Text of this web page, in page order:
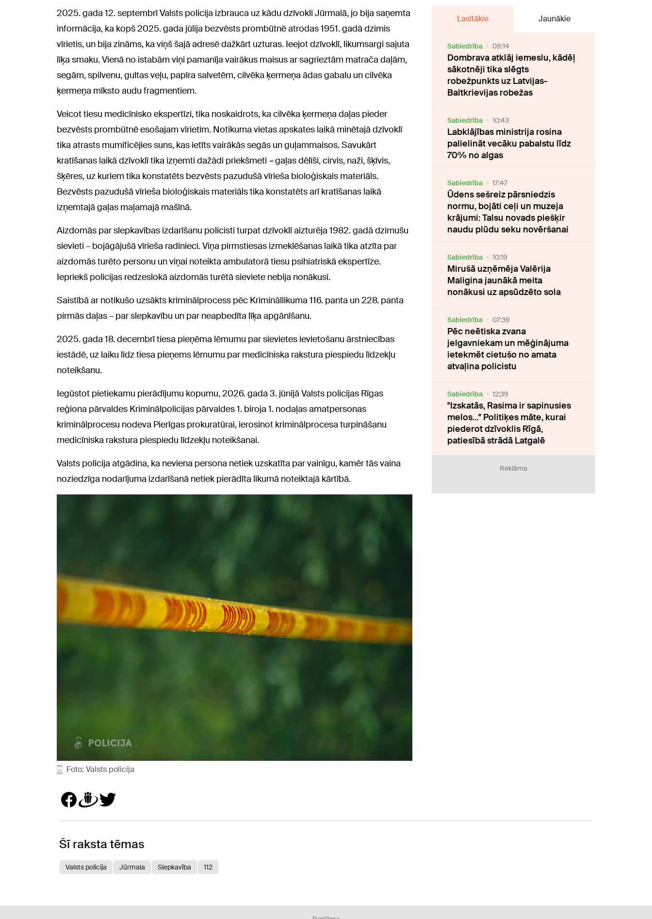
2025. gada 12. septembrī Valsts policija izbrauca uz kādu dzīvokli Jūrmalā, jo bija saņemta
informācija, ka kopš 2025. gada jūlija bezvēsts prombūtnē atrodas 1951. gadā dzimis
vīrietis, un bija zināms, ka viņš šajā adresē dažkārt uzturas. Ieejot dzīvoklī, likumsargi sajuta
līķa smaku. Vienā no istabām viņi pamanīja vairākus maisus ar sagrieztām matrača daļām,
segām, spilvenu, gultas veļu, papīra salvetēm, cilvēka ķermeņa ādas gabalu un cilvēka
ķermeņa mīksto audu fragmentiem.
Veicot tiesu medicīnisko ekspertīzi, tika noskaidrots, ka cilvēka ķermeņa daļas pieder
bezvēsts prombūtnē esošajam vīrietim. Notikuma vietas apskates laikā minētajā dzīvoklī
tika atrasts mumificējies suns, kas ietīts vairākās segās un guļammaisos. Savukārt
kratīšanas laikā dzīvoklī tika izņemti dažādi priekšmeti –gaļas dēlīši, cirvis, naži, šķīvis,
šķēres, uz kuriem tika konstatēts bezvēsts pazudušā vīrieša bioloģiskais materiāls.
Bezvēsts pazudušā vīrieša bioloģiskais materiāls tika konstatēts arī kratīšanas laikā
izņemtajā gaļas maļamajā mašīnā.
Aizdomās par slepkavības izdarīšanu policisti turpat dzīvoklī aizturēja 1982. gadā dzimušu
sievieti – bojāgājušā vīrieša radinieci. Viņa pirmstiesas izmeklēšanas laikā tika atzīta par
aizdomās turēto personu un viņai noteikta ambulatorā tiesu psihiatriskā ekspertīze.
Iepriekš policijas redzeslokā aizdomās turētā sieviete nebija nonākusi.
Saistībā ar notikušo uzsākts kriminālprocess pēc Krimināllikuma 116. panta un 228. panta
pirmās daļas – par slepkavību un par neapbedīta līķa apgānīšanu.
2025. gada 18. decembrī tiesa pieņēma lēmumu par sievietes ievietošanu ārstniecības
iestādē, uz laiku līdz tiesa pieņems lēmumu par medicīniska rakstura piespiedu līdzekļu
noteikšanu.
Iegūstot pietiekamu pierādījumu kopumu, 2026. gada 3. jūnijā Valsts policijas Rīgas
reģiona pārvaldes Kriminālpolicijas pārvaldes 1. biroja 1. nodaļas amatpersonas
kriminālprocesu nodeva Pierīgas prokuratūrai, ierosinot kriminālprocesa turpināšanu
medicīniska rakstura piespiedu līdzekļu noteikšanai.
Valsts policija atgādina, ka neviena persona netiek uzskatīta par vainīgu, kamēr tās vaina
noziedzīga nodarījuma izdarīšanā netiek pierādīta likumā noteiktajā kārtībā.
Foto: Valsts policija
Lasītākie Jaunākie
Sabiedrība 09:14
Dombrava atklāj iemeslu, kādēļ
sākotnēji tika slēgts
robežpunkts uz Latvijas-
Baltkrievijas robežas
Sabiedrība 10:43
Labklājības ministrija rosina
palielināt vecāku pabalstu līdz
70% no algas
Sabiedrība 17:47
Ūdens sešreiz pārsniedzis
normu, bojāti ceļi un muzeja
krājumi: Talsu novads piešķir
naudu plūdu seku novēršanai
Sabiedrība 10:19
Mirušā uzņēmēja Valērija
Maligina jaunākā meita
nonākusi uz apsūdzēto sola
Sabiedrība 07:39
Pēc neētiska zvana
jelgavniekam un mēģinājuma
ietekmēt cietušo no amata
atvaļina policistu
Sabiedrība 12:39
"Izskatās, Rasima ir sapinusies
melos..." Politiķes māte, kurai
piederot dzīvoklis Rīgā,
patiesībā strādā Latgalē
Reklāma
Šī raksta tēmas
Valsts policija Jūrmala Slepkavība 112